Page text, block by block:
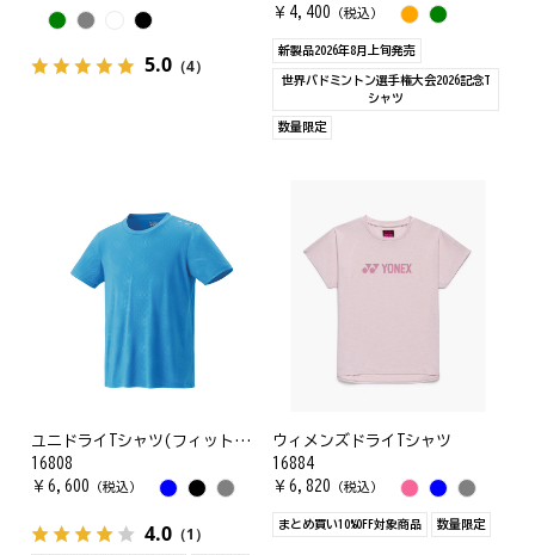
5.0 （4）
￥ 4,400 （税込）
新製品2026年8月上旬発売
世界バドミントン選手権大会2026記念T
シャツ
数量限定
ユニドライTシャツ(フィットスタイル)
16808
￥ 6,600 （税込）
4.0 （1）
ウィメンズドライTシャツ
16884
￥ 6,820 （税込）
まとめ買い10%OFF対象商品 数量限定